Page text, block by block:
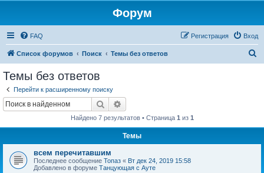
Форум
FAQ Вход
Регистрация
Список форумов Поиск Темы без ответов
Темы без ответов
Перейти к расширенному поиску
Поиск
Найдено 7 результатов • Страница 1 из 1
Темы
всем перечитавшим
Последнее сообщение Топаз « Вт дек 24, 2019 15:58
Добавлено в форуме Танцующая с Ауте